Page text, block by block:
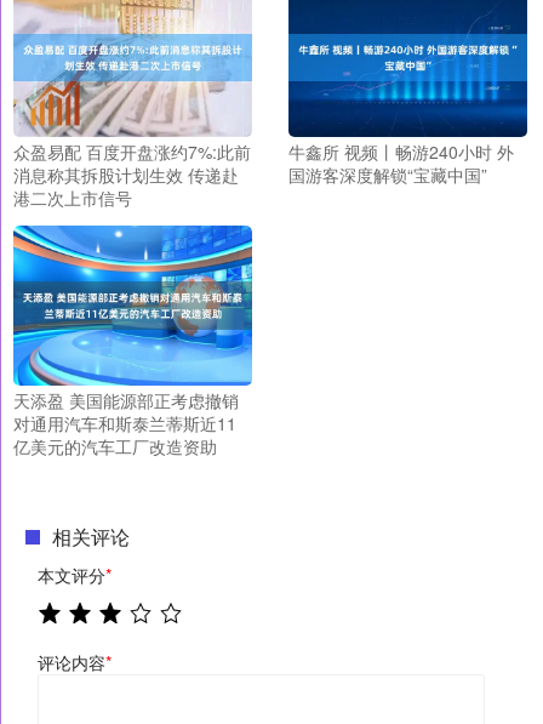
众盈易配 百度开盘涨约7%:此前
消息称其拆股计划生效 传递赴
港二次上市信号
牛鑫所 视频丨畅游240小时 外
国游客深度解锁“宝藏中国”
天添盈 美国能源部正考虑撤销
对通用汽车和斯泰兰蒂斯近11
亿美元的汽车工厂改造资助
相关评论
本文评分*
评论内容*